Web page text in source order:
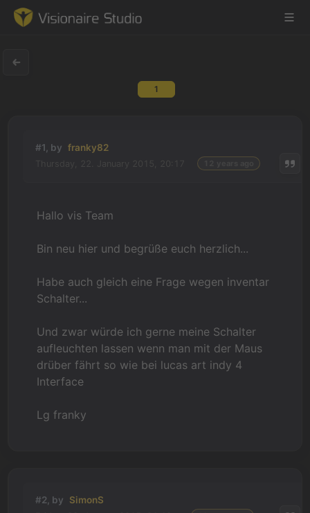
Learning
Forum
News & Stories
Downloads
1
#1, by franky82
Hallo vis Team
Bin neu hier und begrüße euch herzlich...
Habe auch gleich eine Frage wegen inventar
Schalter...
Und zwar würde ich gerne meine Schalter
aufleuchten lassen wenn man mit der Maus
drüber fährt so wie bei lucas art indy 4
Interface
Lg franky
#2, by SimonS